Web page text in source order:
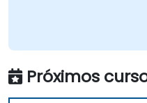
Próximos